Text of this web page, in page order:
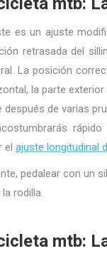
es un ajuste
retrasada del
La posición
la parte
después de varias
el ajuste longitudinal
pedalear con un
rodilla.
mtb: